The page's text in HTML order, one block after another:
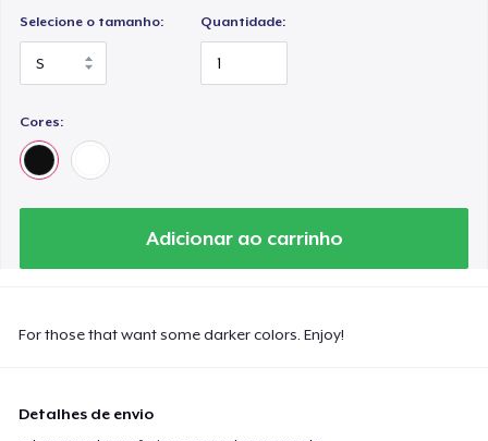
Selecione o tamanho: Quantidade:
Cores:
Adicionar ao carrinho
For those that want some darker colors. Enjoy!
Detalhes de envio